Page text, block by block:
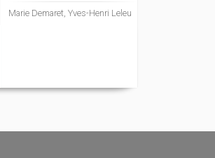
Marie Demaret, Yves-Henri Leleu